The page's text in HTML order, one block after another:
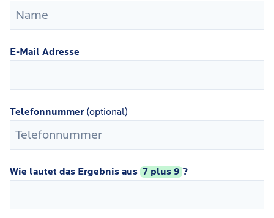
E-Mail Adresse
Telefonnummer (optional)
Wie lautet das Ergebnis aus 7 plus 9 ?